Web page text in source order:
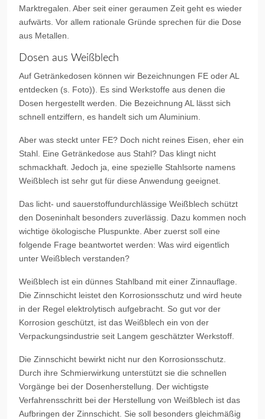
Marktregalen. Aber seit einer geraumen Zeit geht es wieder
aufwärts. Vor allem rationale Gründe sprechen für die Dose
aus Metallen.
Dosen aus Weißblech
Auf Getränkedosen können wir Bezeichnungen FE oder AL
entdecken (s. Foto)). Es sind Werkstoffe aus denen die
Dosen hergestellt werden. Die Bezeichnung AL lässt sich
schnell entziffern, es handelt sich um Aluminium.
Aber was steckt unter FE? Doch nicht reines Eisen, eher ein
Stahl. Eine Getränkedose aus Stahl? Das klingt nicht
schmackhaft. Jedoch ja, eine spezielle Stahlsorte namens
Weißblech ist sehr gut für diese Anwendung geeignet.
Das licht- und sauerstoffundurchlässige Weißblech schützt
den Doseninhalt besonders zuverlässig. Dazu kommen noch
wichtige ökologische Pluspunkte. Aber zuerst soll eine
folgende Frage beantwortet werden: Was wird eigentlich
unter Weißblech verstanden?
Weißblech ist ein dünnes Stahlband mit einer Zinnauflage.
Die Zinnschicht leistet den Korrosionsschutz und wird heute
in der Regel elektrolytisch aufgebracht. So gut vor der
Korrosion geschützt, ist das Weißblech ein von der
Verpackungsindustrie seit Langem geschätzter Werkstoff.
Die Zinnschicht bewirkt nicht nur den Korrosionsschutz.
Durch ihre Schmierwirkung unterstützt sie die schnellen
Vorgänge bei der Dosenherstellung. Der wichtigste
Verfahrensschritt bei der Herstellung von Weißblech ist das
Aufbringen der Zinnschicht. Sie soll besonders gleichmäßig